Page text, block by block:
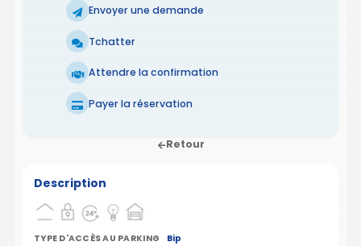
Envoyer une demande
Tchatter
Attendre la confirmation
Payer la réservation
Retour
Description
TYPE D'ACCÈS AU PARKING Bip